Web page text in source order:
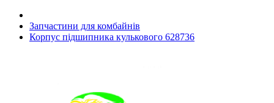
Запчастини для комбайнів
Корпус підшипника кулькового 628736